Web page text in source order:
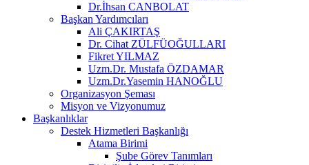
Dr.İhsan CANBOLAT
Başkan Yardımcıları
Ali ÇAKIRTAŞ
Dr. Cihat ZÜLFÜOĞULLARI
Fikret YILMAZ
Uzm.Dr. Mustafa ÖZDAMAR
Uzm.Dr.Yasemin HANOĞLU
Organizasyon Şeması
Misyon ve Vizyonumuz
Başkanlıklar
Destek Hizmetleri Başkanlığı
Atama Birimi
Şube Görev Tanımları